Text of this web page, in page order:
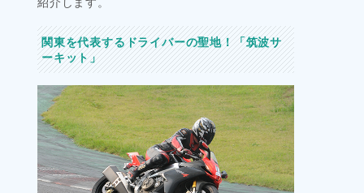
関東を代表するドライバーの聖地！「筑波サ
ーキット」